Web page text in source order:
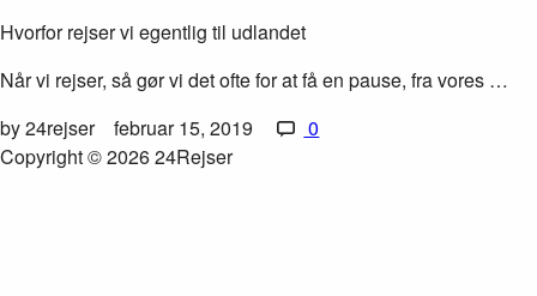
Hvorfor rejser vi egentlig til udlandet
Når vi rejser, så gør vi det ofte for at få en pause, fra vores …
by 24rejser
februar 15, 2019
0
Copyright © 2026 24Rejser